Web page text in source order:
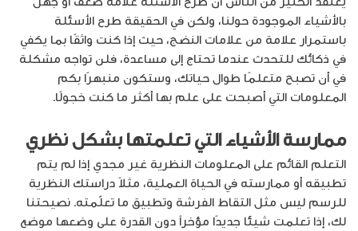
بالأشياء الموجودة حولنا، ولكن في الحقيقة طرح الأسئلة
باستمرار علامة من علامات النضج، حيث إذا كنت واثقًا بما يكفي
في ذكائك للتحدث عندما تحتاج إلى مساعدة، فلن تواجه مشكلة
في أن تصبح متعلمًا طوال حياتك، وستكون منبهرًا بكم
المعلومات التي أصبحت على علم بها أكثر ما كنت خجولًا.
ممارسة الأشياء التي تعلمتها بشكل نظري
التعلم القائم على المعلومات النظرية غير مجدي إذا لم يتم
تطبيقه أو ممارسته في الحياة العملية، مثلاً دراستك النظرية
للرسم ليس مثل التقاط الفرشة وتطبيق ما تعلّمته. نصيحتنا
لك، إذا تعلمت شيئا جديدًا مؤخراً دون القدرة على وضعها موضع